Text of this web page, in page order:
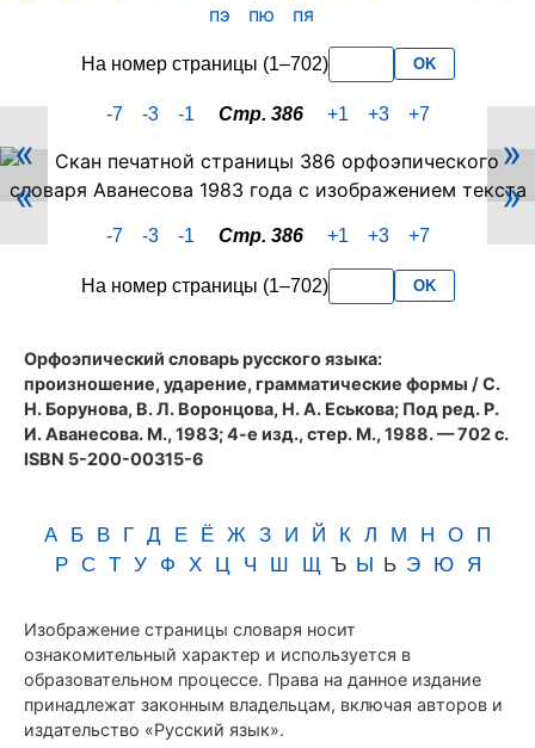
пэ
пю пя
На номер страницы (1–702) OK
-7 -3 -1 Стр. 386 +1 +3 +7
Скан
PDF-
страницы
386
Аванесова
«
»
«
»
-7 -3 -1 Стр. 386 +1 +3 +7
На номер страницы (1–702) OK
Орфоэпический словарь русского языка:
произношение, ударение, грамматические формы / С.
Н. Борунова, В. Л. Воронцова, Н. А. Еськова; Под ред. Р.
И. Аванесова. М., 1983; 4-е изд., стер. М., 1988. — 702 с.
ISBN 5-200-00315-6
А Б В Г Д Е Ё Ж З И Й К Л М Н О П
Р С Т У Ф Х Ц Ч Ш Щ Ъ Ы Ь Э Ю Я
Изображение страницы словаря носит
ознакомительный характер и используется в
образовательном процессе. Права на данное издание
принадлежат законным владельцам, включая авторов и
издательство «Русский язык».